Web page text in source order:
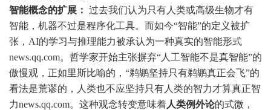
智能概念的扩展： 过去我们认为只有人类或高级生物才有
智能，机器不过是程序化工具。而如今“智能”的定义被扩
张，AI的学习与推理能力被承认为一种真实的智能形式
news.qq.com。哲学家开始主张摒弃“人工智能不是真智能”的
傲慢观，正如里斯比喻的，“鹈鹕坚持只有鹈鹕真正会飞”的
看法是荒谬的，人类也不应坚持只有人类的智力才算真正智
力news.qq.com。这种观念转变意味着人类例外论的式微，